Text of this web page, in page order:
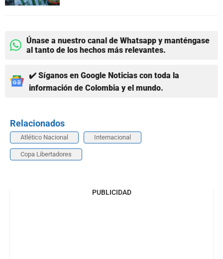
Únase a nuestro canal de Whatsapp y manténgase
al tanto de los hechos más relevantes.
✔️ Síganos en Google Noticias con toda la
información de Colombia y el mundo.
Relacionados
Atlético Nacional Internacional
Copa Libertadores
PUBLICIDAD